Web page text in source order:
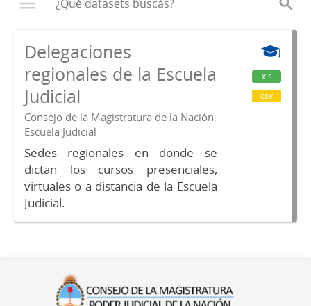
Delegaciones
regionales de la Escuela
Judicial
Consejo de la Magistratura de la Nación,
Escuela Judicial
Sedes regionales en donde se
dictan los cursos presenciales,
virtuales o a distancia de la Escuela
Judicial.
xls
csv